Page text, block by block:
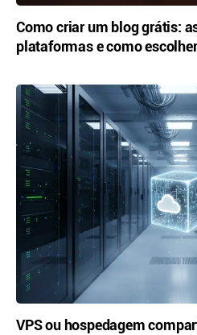
Como criar um blog grátis:
plataformas e como escolher
VPS ou hospedagem